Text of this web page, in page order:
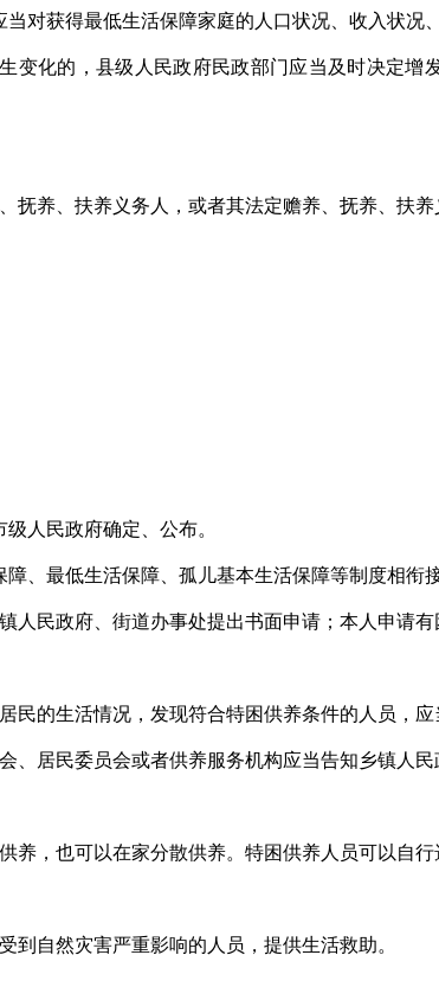
对获得最低生活保障家庭的人口状况、收入状况
变化的，县级人民政府民政部门应当及时决定
养、扶养义务人，或者其法定赡养、抚养、扶
人民政府确定、公布。
、最低生活保障、孤儿基本生活保障等制度相衔接
民政府、街道办事处提出书面申请；本人申请
的生活情况，发现符合特困供养条件的人员，应
、居民委员会或者供养服务机构应当告知乡镇人
，也可以在家分散供养。特困供养人员可以自行
自然灾害严重影响的人员，提供生活救助。